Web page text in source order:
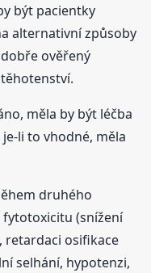
být pacientky
alternativní způsoby
ověřený
měla by být léčba
li to vhodné, měla
druhého
(snížení
retardaci osifikace
selhání, hypotenzi,